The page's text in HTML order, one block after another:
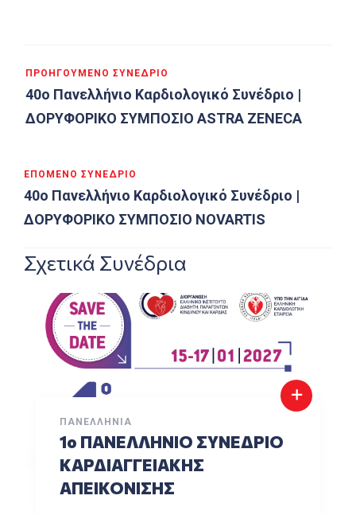
άρθρων
ΠΡΟΗΓΟΎΜΕΝΟ ΣΥΝΈΔΡΙΟ
40ο Πανελλήνιο Καρδιολογικό Συνέδριο |
ΔΟΡΥΦΟΡΙΚΟ ΣΥΜΠΟΣΙΟ ASTRA ZENECA
ΕΠΌΜΕΝΟ ΣΥΝΈΔΡΙΟ
40ο Πανελλήνιο Καρδιολογικό Συνέδριο |
ΔΟΡΥΦΟΡΙΚΟ ΣΥΜΠΟΣΙΟ NOVARTIS
Σχετικά Συνέδρια
ΠΑΝΕΛΛΉΝΙΑ
1o ΠΑΝΕΛΛΗΝΙΟ ΣΥΝΕΔΡΙΟ
ΚΑΡΔΙΑΓΓΕΙΑΚΗΣ
ΑΠΕΙΚΟΝΙΣΗΣ